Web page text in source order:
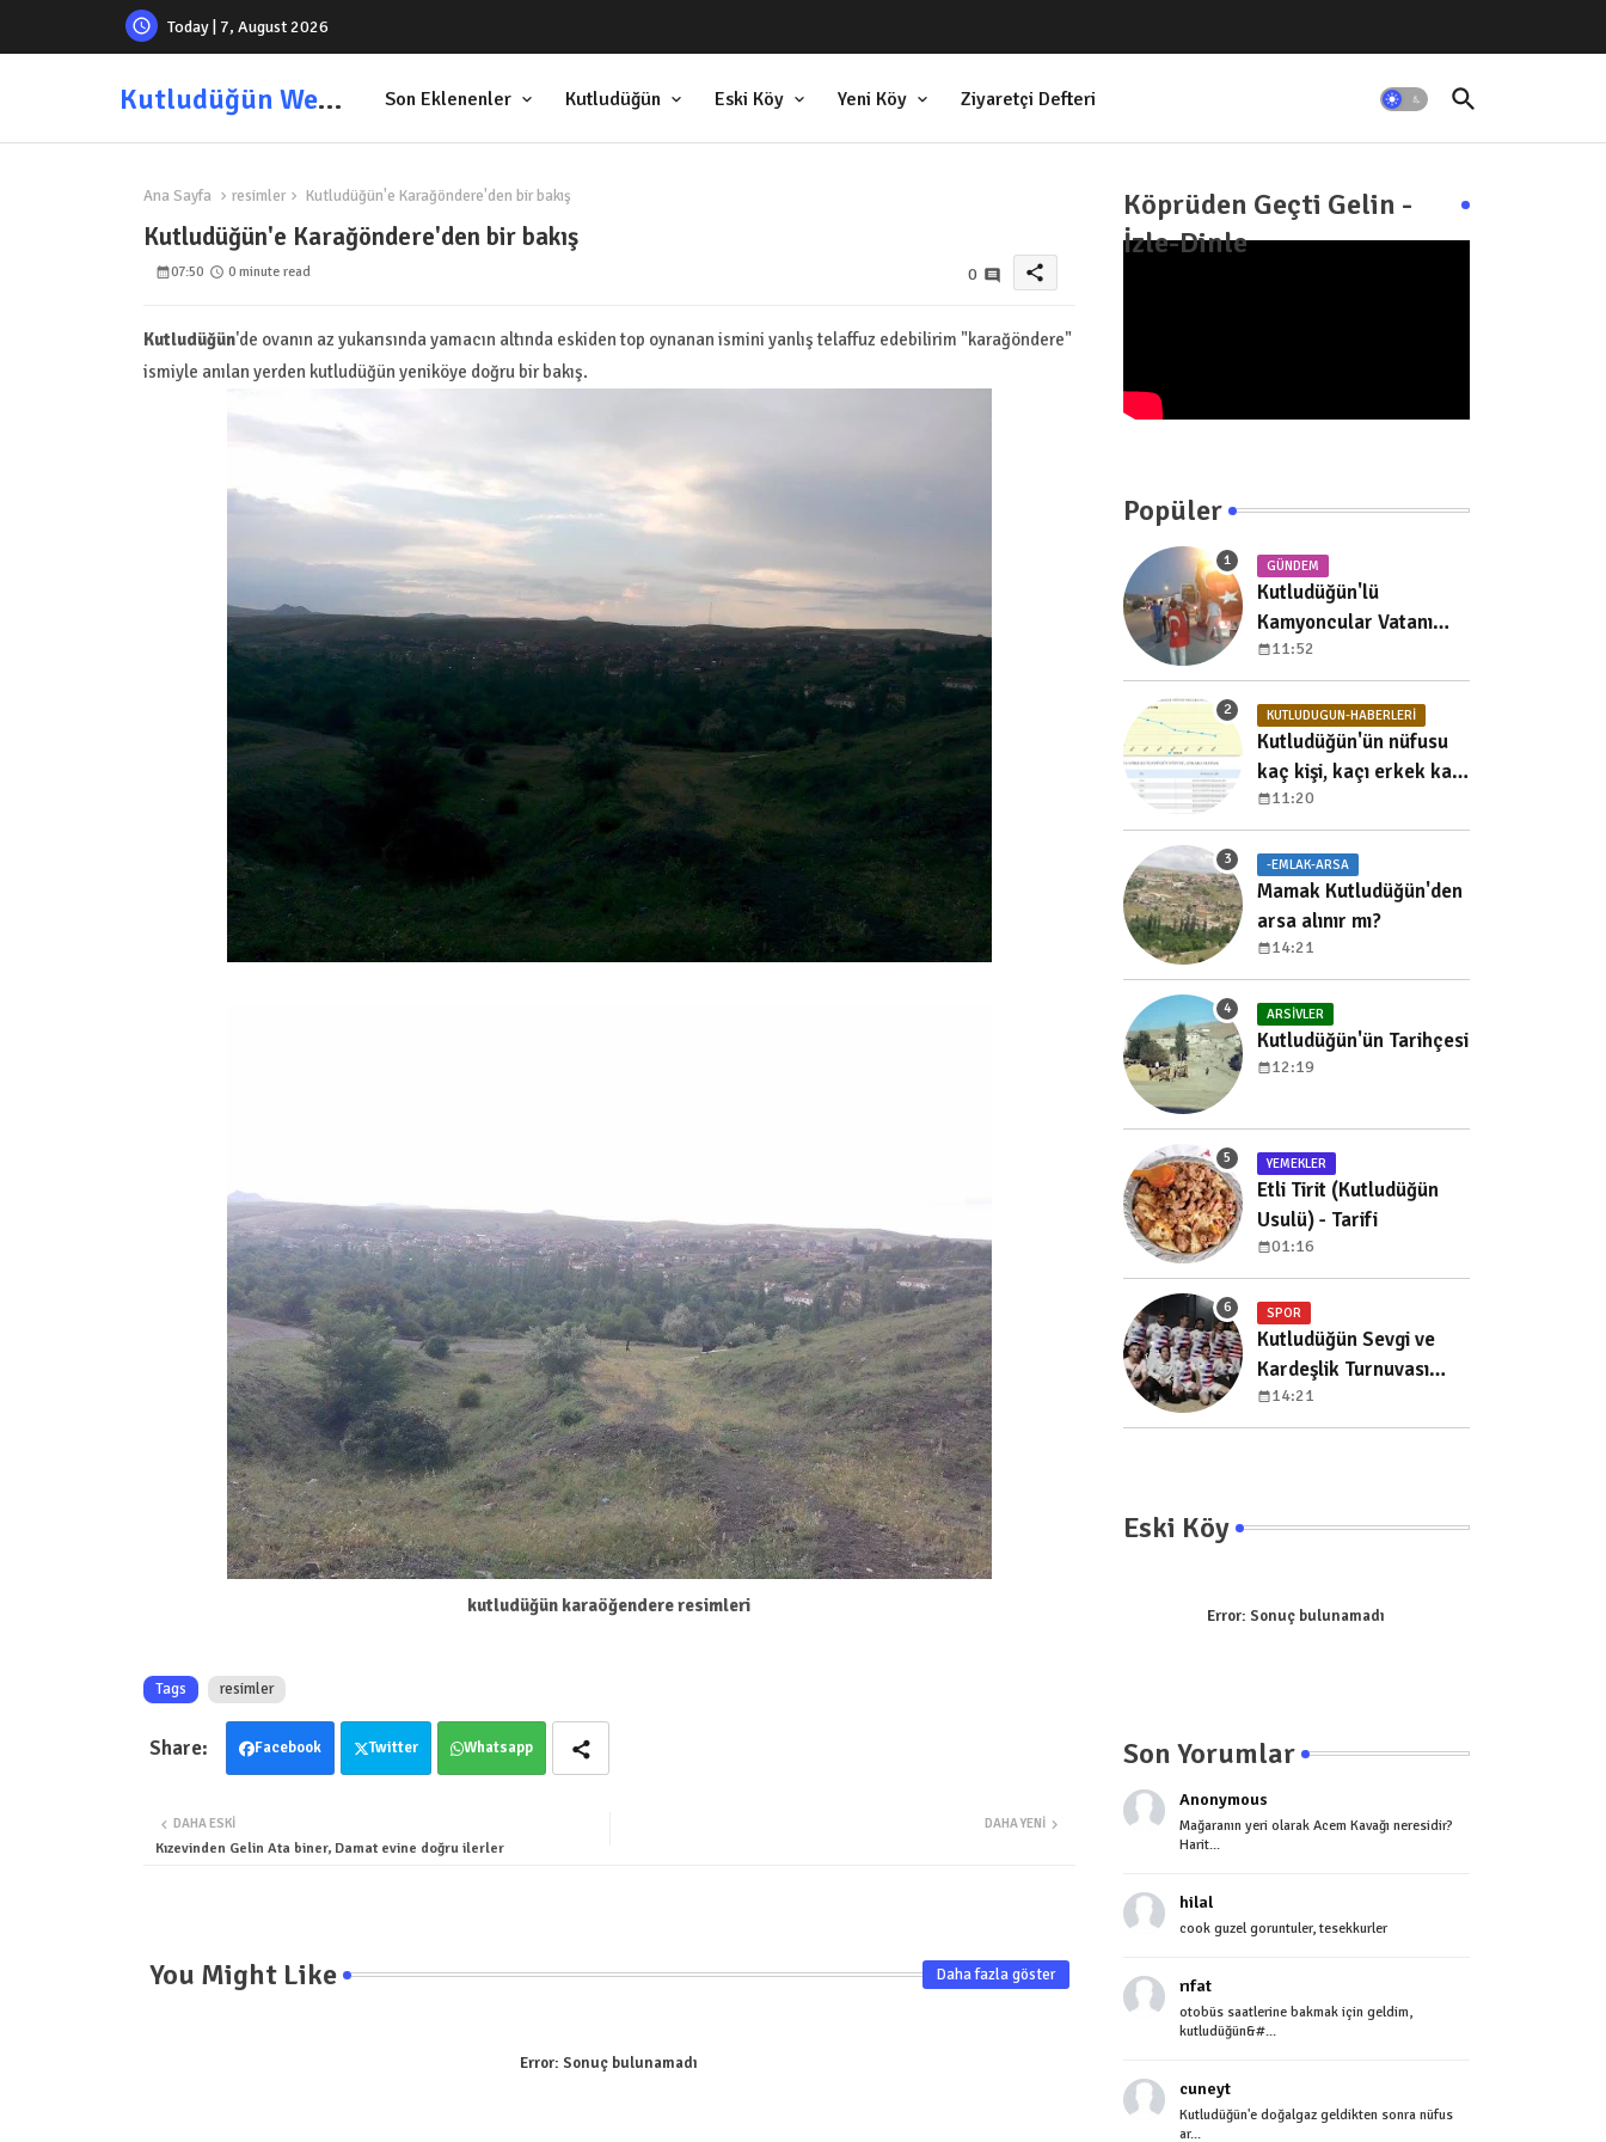
Today | 7, August 2026
Kutludüğün Web Sitesi Son Eklenenler Kutludüğün Eski Köy Yeni Köy Ziyaretçi Defteri
Ana Sayfa resimler Kutludüğün'e Karağöndere'den bir bakış
Kutludüğün'e Karağöndere'den bir bakış
07:50 0 minute read 0 share
Kutludüğün'de ovanın az yukarısında yamacın altında eskiden top oynanan ismini yanlış telaffuz edebilirim "karağöndere"
ismiyle anılan yerden kutludüğün yeniköye doğru bir bakış.
kutludüğün karaöğendere resimleri
Tags resimler
Facebook Twitter Whatsapp
DAHA YENI
DAHA ESKI
Kızevinden Gelin Ata biner, Damat evine doğru ilerler
You Might Like Daha fazla göster
Error: Sonuç bulunamadı
Köprüden Geçti Gelin -
İzle-Dinle
Popüler
GÜNDEM
Kutludüğün'lü
Kamyoncular Vatanı
Koruma Nöbetinde
11:52
KUTLUDUGUN-HABERLERI
Kutludüğün'ün nüfusu
kaç kişi, kaçı erkek kaçı
kadın, yıllara göre
dağılımı nedir?
11:20
-EMLAK-ARSA
Mamak Kutludüğün'den
arsa alınır mı?
14:21
ARSIVLER
Kutludüğün'ün Tarihçesi
12:19
YEMEKLER
Etli Tirit (Kutludüğün
Usulü) - Tarifi
01:16
SPOR
Kutludüğün Sevgi ve
Kardeşlik Turnuvası
Başladı
14:21
Eski Köy
Error: Sonuç bulunamadı
Son Yorumlar
Anonymous
Mağaranın yeri olarak Acem Kavağı neresidir?
Harit...
hilal
cook guzel goruntuler, tesekkurler
rıfat
otobüs saatlerine bakmak için geldim,
kutludüğün&#...
cuneyt
Kutludüğün'e doğalgaz geldikten sonra nüfus
ar...